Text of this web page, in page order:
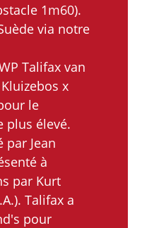
1m60).
via notre
Talifax van
x
le
plus élevé.
par Jean
à
par Kurt
Talifax a
pour